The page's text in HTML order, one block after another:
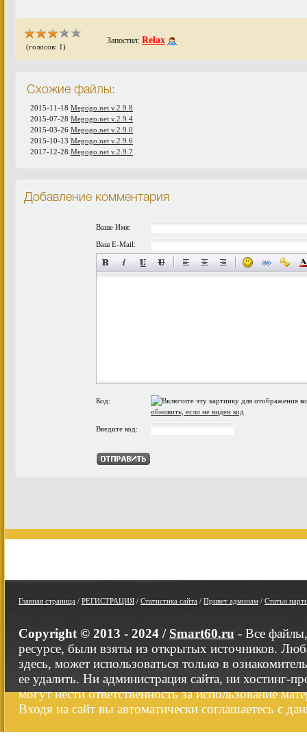
(голосов: 1)
Запостил: Relax
Схожие файлы:
2015-11-18 Megogo.net v.2.9.8
2015-07-28 Megogo.net v.2.9.4
2015-03-26 Megogo.net v.2.9.0
2015-10-13 Megogo.net v.2.9.6
2017-12-28 Megogo.net v.2.9.7
Добавление комментария
Ваше Имя:
Ваш E-Mail:
Код:
обновить, если не виден код
Введите код:
Главная страница / РЕГИСТРАЦИЯ / Статистика сайта / Привет админам / Статьи
Copyright © 2013 - 2024 / Smart60.ru - Все
ресурсе, были взяты из открытых источников.
здесь, может использоваться только в
ее удалить. Ни администрация сайта, ни хостинг-
могут нести ответственность за использование
Входя на сайт вы автоматически соглашаетесь с